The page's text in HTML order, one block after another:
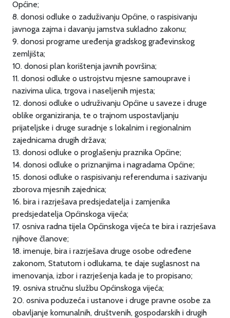
Općine;
8. donosi odluke o zaduživanju Općine, o raspisivanju
javnoga zajma i davanju jamstva sukladno zakonu;
9. donosi programe uređenja gradskog građevinskog
zemljišta;
10. donosi plan korištenja javnih površina;
11. donosi odluke o ustrojstvu mjesne samouprave i
nazivima ulica, trgova i naseljenih mjesta;
12. donosi odluke o udruživanju Općine u saveze i druge
oblike organiziranja, te o trajnom uspostavljanju
prijateljske i druge suradnje s lokalnim i regionalnim
zajednicama drugih država;
13. donosi odluke o proglašenju praznika Općine;
14. donosi odluke o priznanjima i nagradama Općine;
15. donosi odluke o raspisivanju referenduma i sazivanju
zborova mjesnih zajednica;
16. bira i razrješava predsjedatelja i zamjenika
predsjedatelja Općinskoga vijeća;
17. osniva radna tijela Općinskoga vijeća te bira i razrješava
njihove članove;
18. imenuje, bira i razrješava druge osobe određene
zakonom, Statutom i odlukama, te daje suglasnost na
imenovanja, izbor i razrješenja kada je to propisano;
19. osniva stručnu službu Općinskoga vijeća;
20. osniva poduzeća i ustanove i druge pravne osobe za
obavljanje komunalnih, društvenih, gospodarskih i drugih